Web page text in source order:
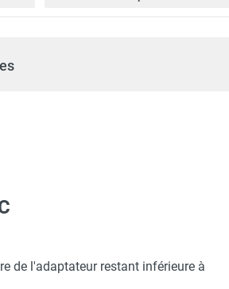
de l'adaptateur restant inférieure à